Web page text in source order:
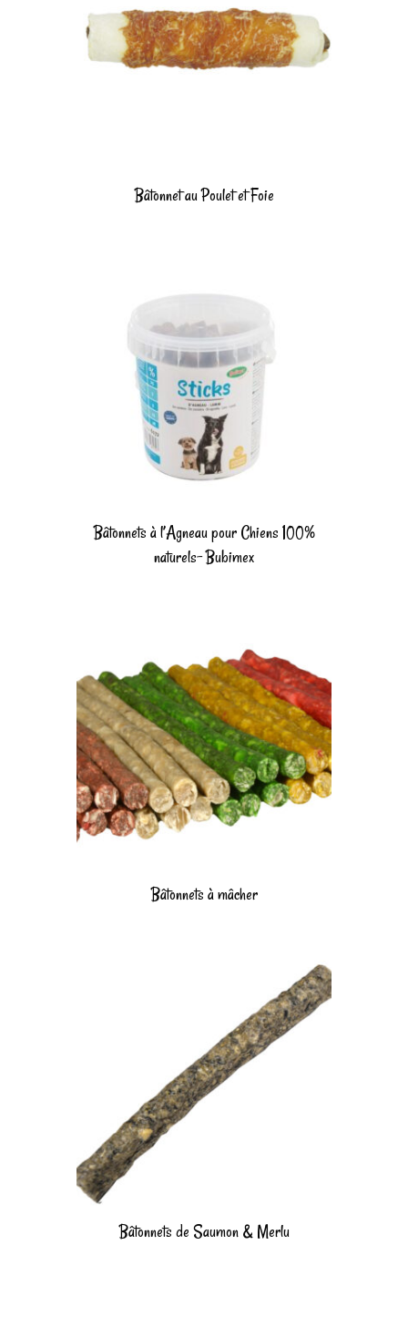
Bâtonnet au Poulet et Foie
Bâtonnets à l’Agneau pour Chiens 100%
naturels- Bubimex
Bâtonnets à mâcher
Bâtonnets de Saumon & Merlu